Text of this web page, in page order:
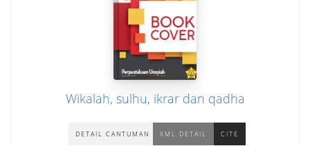
Wikalah, sulhu, ikrar dan qadha
DETAIL CANTUMAN XML DETAIL CITE